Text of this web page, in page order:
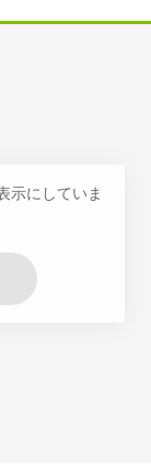
示にしていま